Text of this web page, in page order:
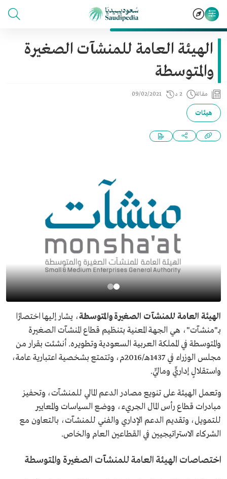
الهيئة العامة للمنشآت الصغيرة
والمتوسطة
مقالة 2 د 09/02/2021
هيئات
الهيئة العامة للمنشآت الصغيرة والمتوسطة، يشار إليها اختصارًا
بـ"منشآت"، هي الجهة المعنية بتنظيم قطاع المنشآت الصغيرة
والمتوسطة في المملكة العربية السعودية وتطويره. أنشئت بقرار من
مجلس الوزراء في 1437هـ/2016م، وتتمتع بشخصية اعتبارية عامة،
واستقلالٍ إداريٍّ وماليٍّ.
وتعمل الهيئة على تنويع مصادر الدعم المالي للمنشآت، وتحفيز
مبادرات قطاع رأس المال الجريء، ووضع السياسات والمعايير
للتمويل، وتقديم الدعم الإداري والفني للمنشآت، بالتعاون مع
الشركاء الاستراتيجيين في القطاعين العام والخاص.
اختصاصات الهيئة العامة للمنشآت الصغيرة والمتوسطة